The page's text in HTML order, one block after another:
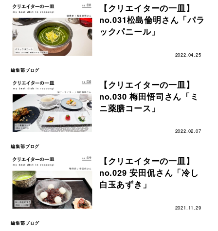
【クリエイターの一皿】
no.031松島倫明さん「パラ
ックパニール」
2022.04.25
編集部ブログ
【クリエイターの一皿】
no.030 梅田悟司さん「ミ
ニ薬膳コース」
2022.02.07
編集部ブログ
【クリエイターの一皿】
no.029 安田侃さん「冷し
白玉あずき」
2021.11.29
編集部ブログ